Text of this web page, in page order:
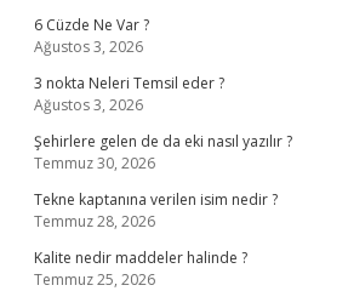
6 Cüzde Ne Var ?
Ağustos 3, 2026
3 nokta Neleri Temsil eder ?
Ağustos 3, 2026
Şehirlere gelen de da eki nasıl yazılır ?
Temmuz 30, 2026
Tekne kaptanına verilen isim nedir ?
Temmuz 28, 2026
Kalite nedir maddeler halinde ?
Temmuz 25, 2026